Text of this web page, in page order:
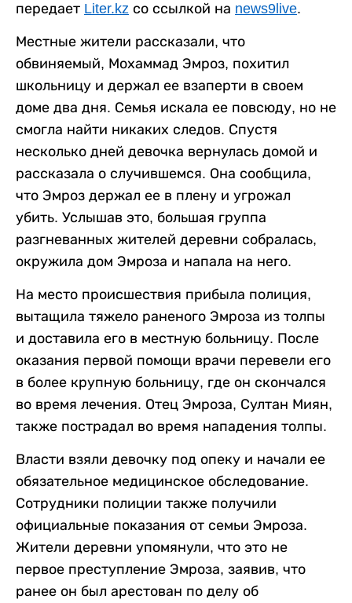
передает Liter.kz со ссылкой на news9live.
Местные жители рассказали, что
обвиняемый, Мохаммад Эмроз, похитил
школьницу и держал ее взаперти в своем
доме два дня. Семья искала ее повсюду, но не
смогла найти никаких следов. Спустя
несколько дней девочка вернулась домой и
рассказала о случившемся. Она сообщила,
что Эмроз держал ее в плену и угрожал
убить. Услышав это, большая группа
разгневанных жителей деревни собралась,
окружила дом Эмроза и напала на него.
На место происшествия прибыла полиция,
вытащила тяжело раненого Эмроза из толпы
и доставила его в местную больницу. После
оказания первой помощи врачи перевели его
в более крупную больницу, где он скончался
во время лечения. Отец Эмроза, Султан Миян,
также пострадал во время нападения толпы.
Власти взяли девочку под опеку и начали ее
обязательное медицинское обследование.
Сотрудники полиции также получили
официальные показания от семьи Эмроза.
Жители деревни упомянули, что это не
первое преступление Эмроза, заявив, что
ранее он был арестован по делу об